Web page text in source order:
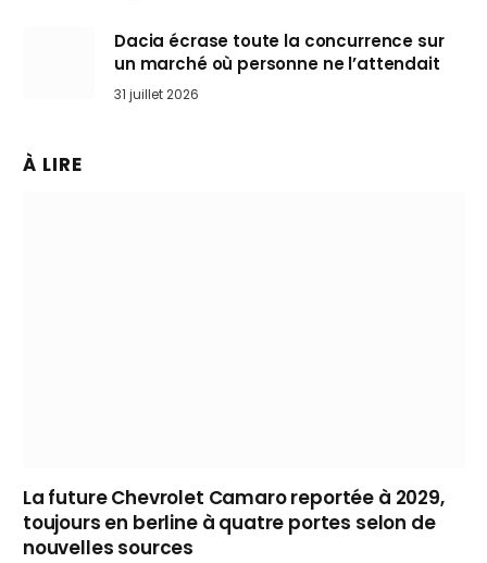
Dacia écrase toute la concurrence sur
un marché où personne ne l’attendait
31 juillet 2026
À LIRE
La future Chevrolet Camaro reportée à 2029,
toujours en berline à quatre portes selon de
nouvelles sources